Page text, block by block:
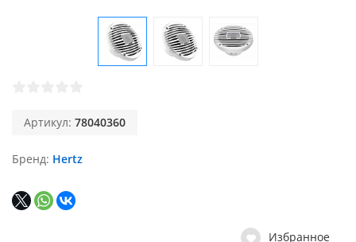
Артикул: 78040360
Бренд Hertz
Избранное